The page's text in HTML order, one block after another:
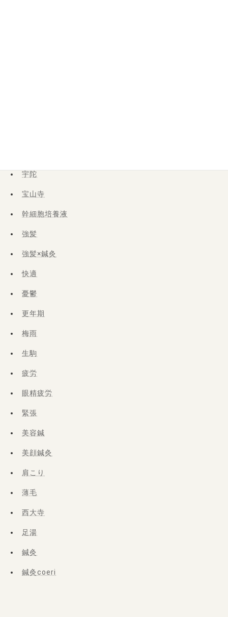
宇陀
宝山寺
幹細胞培養液
強髪
強髪×鍼灸
快適
憂鬱
更年期
梅雨
生駒
疲労
眼精疲労
緊張
美容鍼
美顔鍼灸
肩こり
薄毛
西大寺
足湯
鍼灸
鍼灸coeri